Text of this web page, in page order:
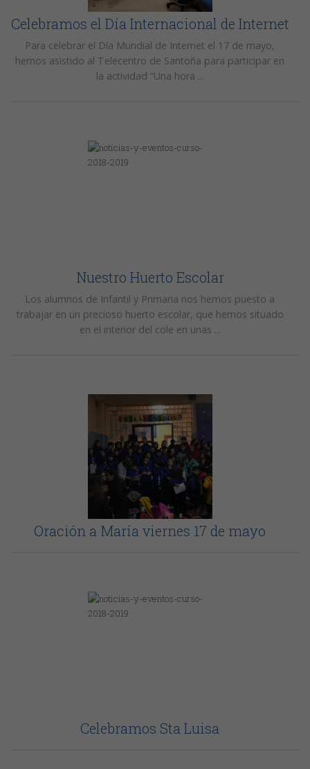
Celebramos el Día Internacional de Internet
Para celebrar el Día Mundial de Internet el 17 de mayo,
hemos asistido al Telecentro de Santoña para participar en
la actividad “Una hora ...
Nuestro Huerto Escolar
Los alumnos de Infantil y Primaria nos hemos puesto a
trabajar en un precioso huerto escolar, que hemos situado
en el interior del cole en unas ...
Oración a María viernes 17 de mayo
Celebramos Sta Luisa